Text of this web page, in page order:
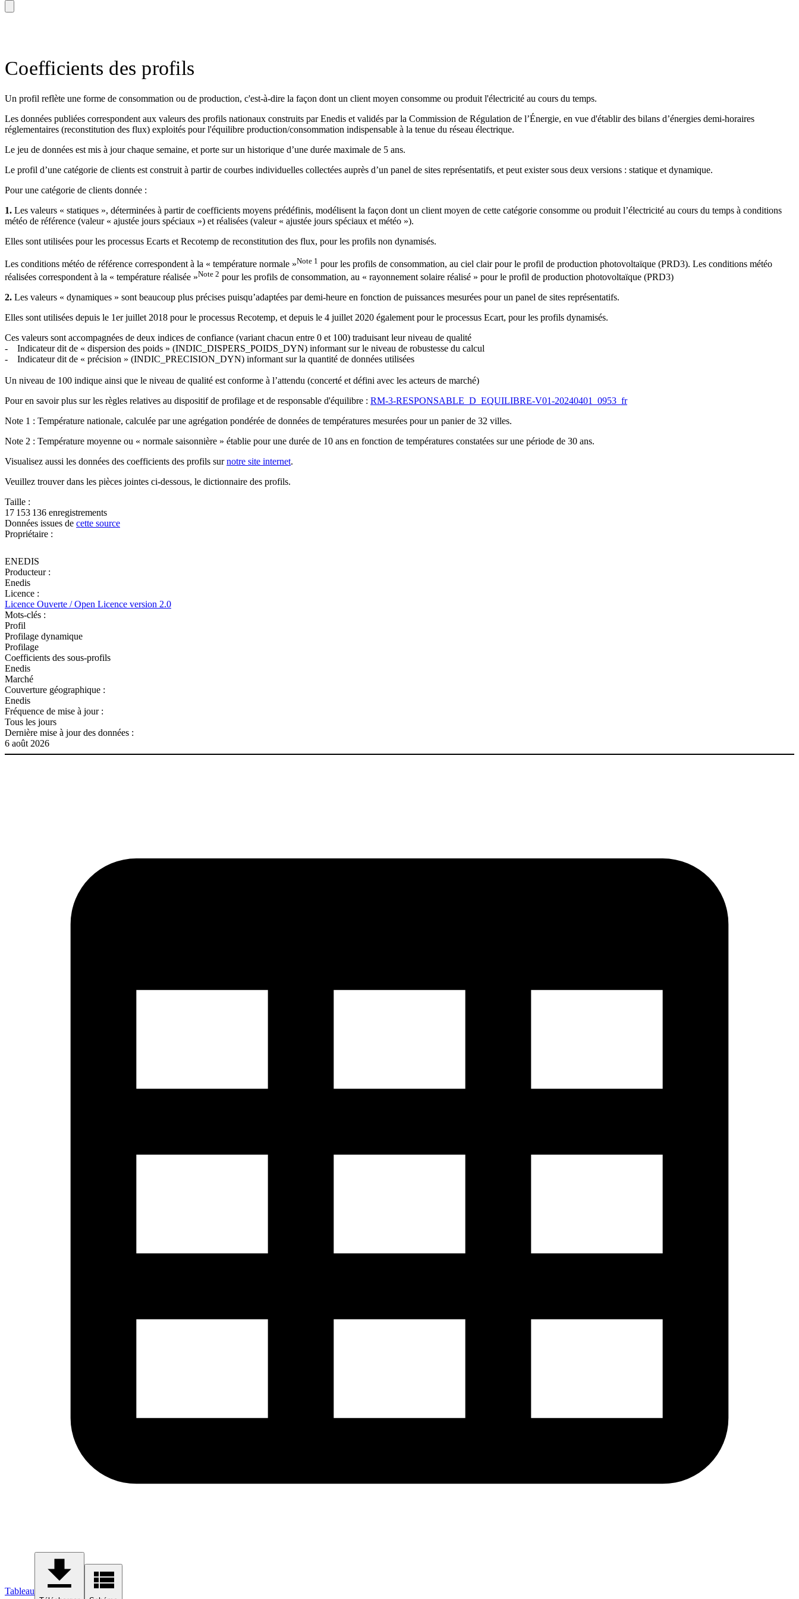
Coefficients des profils
Un profil reflète une forme de consommation ou de production, c'est-à-dire la façon dont un client moyen consomme ou produit l'électricité au cours du temps.
Les données publiées correspondent aux valeurs des profils nationaux construits par Enedis et validés par la Commission de Régulation de l’Énergie, en vue d'établir des bilans d’énergies demi-horaires
réglementaires (reconstitution des flux) exploités pour l'équilibre production/consommation indispensable à la tenue du réseau électrique.
Le jeu de données est mis à jour chaque semaine, et porte sur un historique d’une durée maximale de 5 ans.
Le profil d’une catégorie de clients est construit à partir de courbes individuelles collectées auprès d’un panel de sites représentatifs, et peut exister sous deux versions : statique et dynamique.
Pour une catégorie de clients donnée :
1. Les valeurs « statiques », déterminées à partir de coefficients moyens prédéfinis, modélisent la façon dont un client moyen de cette catégorie consomme ou produit l’électricité au cours du temps à conditions
météo de référence (valeur « ajustée jours spéciaux ») et réalisées (valeur « ajustée jours spéciaux et météo »).
Elles sont utilisées pour les processus Ecarts et Recotemp de reconstitution des flux, pour les profils non dynamisés.
Les conditions météo de référence correspondent à la « température normale »Note 1 pour les profils de consommation, au ciel clair pour le profil de production photovoltaïque (PRD3). Les conditions météo
réalisées correspondent à la « température réalisée »Note 2 pour les profils de consommation, au « rayonnement solaire réalisé » pour le profil de production photovoltaïque (PRD3)
2. Les valeurs « dynamiques » sont beaucoup plus précises puisqu’adaptées par demi-heure en fonction de puissances mesurées pour un panel de sites représentatifs.
Elles sont utilisées depuis le 1er juillet 2018 pour le processus Recotemp, et depuis le 4 juillet 2020 également pour le processus Ecart, pour les profils dynamisés.
Ces valeurs sont accompagnées de deux indices de confiance (variant chacun entre 0 et 100) traduisant leur niveau de qualité
- Indicateur dit de « dispersion des poids » (INDIC_DISPERS_POIDS_DYN) informant sur le niveau de robustesse du calcul
- Indicateur dit de « précision » (INDIC_PRECISION_DYN) informant sur la quantité de données utilisées
Un niveau de 100 indique ainsi que le niveau de qualité est conforme à l’attendu (concerté et défini avec les acteurs de marché)
Pour en savoir plus sur les règles relatives au dispositif de profilage et de responsable d'équilibre : RM-3-RESPONSABLE_D_EQUILIBRE-V01-20240401_0953_fr
Note 1 : Température nationale, calculée par une agrégation pondérée de données de températures mesurées pour un panier de 32 villes.
Note 2 : Température moyenne ou « normale saisonnière » établie pour une durée de 10 ans en fonction de températures constatées sur une période de 30 ans.
Visualisez aussi les données des coefficients des profils surnotre site internet.
Veuillez trouver dans les pièces jointes ci-dessous, le dictionnaire des profils.
Taille :
17 153 136 enregistrements
Données issues de cette source
Propriétaire :
ENEDIS
Producteur :
Enedis
Licence :
Licence Ouverte / Open Licence version 2.0
Mots-clés :
Profil
Profilage dynamique
Profilage
Coefficients des sous-profils
Enedis
Marché
Couverture géographique :
Enedis
Fréquence de mise à jour :
Tous les jours
Dernière mise à jour des données :
6 août 2026
Tableau